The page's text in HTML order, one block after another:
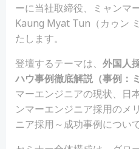
ーに当社取締役、ミャンマ
Kaung Myat Tun（カゥン
たします。
登壇するテーマは、 外国人
ハウ事例徹底解説（事例：
マーエンジニアの現状、日
ンマーエンジニア採用のメ
ニア採用～成功事例につい